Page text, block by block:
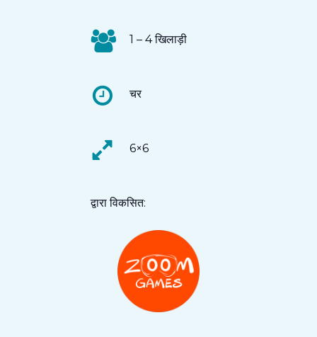
1 – 4 खिलाड़ी
चर
6×6
द्वारा विकसित: